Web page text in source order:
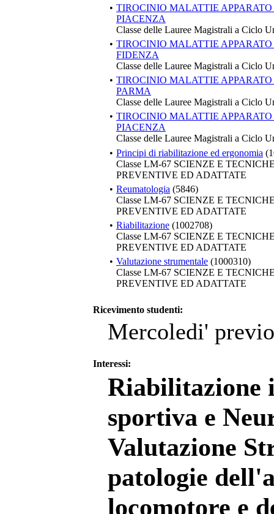
• TIROCINIO MALATTIE
PIACENZA
Classe delle Lauree Magistrali a Ciclo
• TIROCINIO MALATTIE
FIDENZA
Classe delle Lauree Magistrali a Ciclo
• TIROCINIO MALATTIE
PARMA
Classe delle Lauree Magistrali a Ciclo
• TIROCINIO MALATTIE
PIACENZA
Classe delle Lauree Magistrali a Ciclo
• Principi di riabilitazione ed ergonomia
Classe LM-67 SCIENZE E
PREVENTIVE ED ADATTATE
• Reumatologia (5846)
Classe LM-67 SCIENZE E
PREVENTIVE ED ADATTATE
• Riabilitazione (1002708)
Classe LM-67 SCIENZE E
PREVENTIVE ED ADATTATE
• Valutazione strumentale (1000310)
Classe LM-67 SCIENZE E
PREVENTIVE ED ADATTATE
Ricevimento studenti:
Mercoledi'
Interessi:
Riabilitazione
sportiva e
Valutazione
patologie
locomotore e